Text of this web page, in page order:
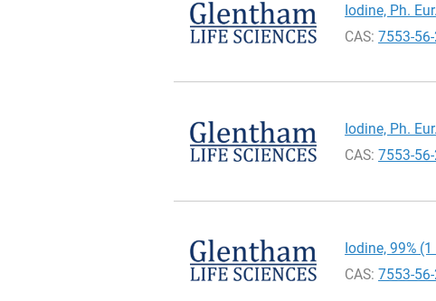
Iodine, Ph.
CAS:7553-
Iodine, Ph.
CAS:7553-
Iodine, 99%
CAS:7553-